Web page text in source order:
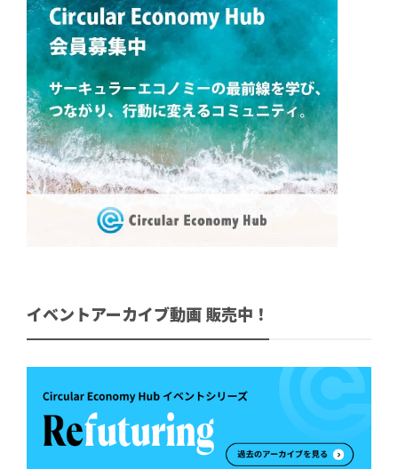
イベントアーカイブ動画 販売中！